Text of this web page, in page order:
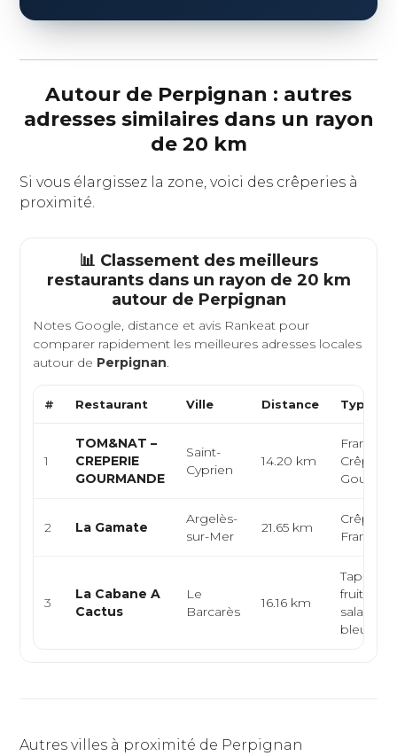
Autour de Perpignan : autres
adresses similaires dans un rayon
de 20 km
Si vous élargissez la zone, voici des crêperies à
proximité.
📊 Classement des meilleurs
restaurants dans un rayon de 20 km
autour de Perpignan
Notes Google, distance et avis Rankeat pour
comparer rapidement les meilleures adresses locales
autour de Perpignan.
# Restaurant Ville Distance Type de
1
TOM&NAT –
CREPERIE
GOURMANDE
Saint-
Cyprien
14.20 km
Crêperie,
2 La Gamate
Argelès-
sur-Mer
21.65 km
Crêperie,
3
La Cabane A
Cactus
Le
Barcarès
16.16 km
Tapas,
fruits de
salade
bleu
Autres villes à proximité de Perpignan